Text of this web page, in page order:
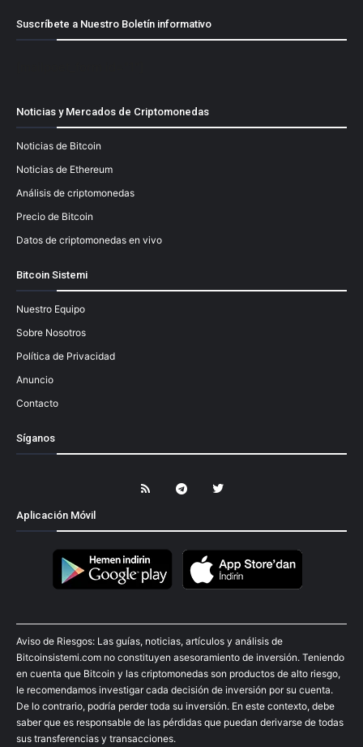
Suscríbete a Nuestro Boletín informativo
Noticias y Mercados de Criptomonedas
Noticias de Bitcoin
Noticias de Ethereum
Análisis de criptomonedas
Precio de Bitcoin
Datos de criptomonedas en vivo
Bitcoin Sistemi
Nuestro Equipo
Sobre Nosotros
Política de Privacidad
Anuncio
Contacto
Síganos
Aplicación Móvil
Aviso de Riesgos: Las guías, noticias, artículos y análisis de
Bitcoinsistemi.com no constituyen asesoramiento de inversión. Teniendo
en cuenta que Bitcoin y las criptomonedas son productos de alto riesgo,
le recomendamos investigar cada decisión de inversión por su cuenta.
De lo contrario, podría perder toda su inversión. En este contexto, debe
saber que es responsable de las pérdidas que puedan derivarse de todas
sus transferencias y transacciones.